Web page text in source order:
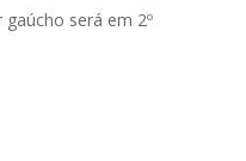
será em 2º